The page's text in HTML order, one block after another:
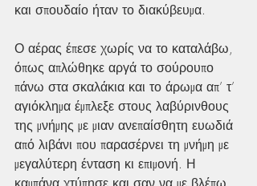
και σπουδαίο ήταν το διακύβευμα.
Ο αέρας έπεσε χωρίς να το καταλάβω,
όπως απλώθηκε αργά το σούρουπο
πάνω στα σκαλάκια και το άρωμα απ’ τ’
αγιόκλημα έμπλεξε στους λαβύρινθους
της μνήμης με μιαν ανεπαίσθητη ευωδιά
από λιβάνι που παρασέρνει τη μνήμη με
μεγαλύτερη ένταση κι επιμονή. Η